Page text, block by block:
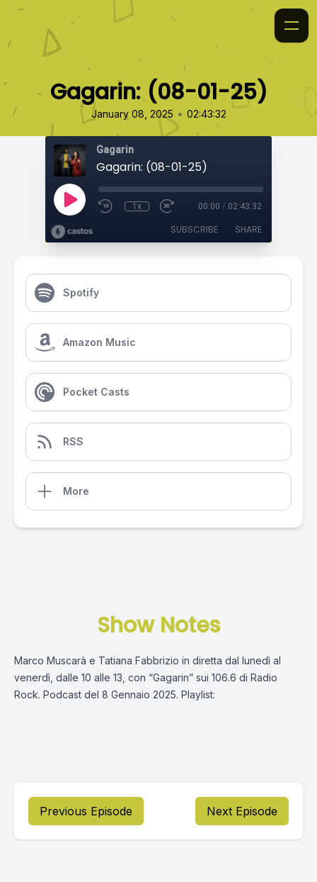
Gagarin: (08-01-25)
January 08, 2025 • 02:43:32
Gagarin
Gagarin: (08-01-25)
1x 00:00 / 02:43:32
SUBSCRIBE SHARE
Spotify
Amazon Music
Pocket Casts
RSS
More
Show Notes
Marco Muscarà e Tatiana Fabbrizio in diretta dal lunedì al
venerdì, dalle 10 alle 13, con “Gagarin” sui 106.6 di Radio
Rock. Podcast del 8 Gennaio 2025. Playlist:
Previous Episode Next Episode